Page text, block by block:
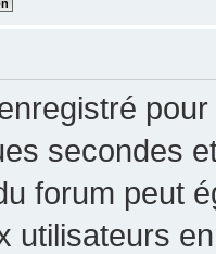
secondes
forum peut
utilisateurs